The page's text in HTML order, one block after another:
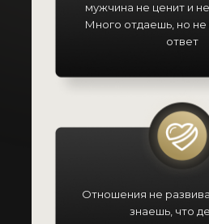
мужчина не ценит и
Много отдаешь, но не
ответ
Отношения не
знаешь, что